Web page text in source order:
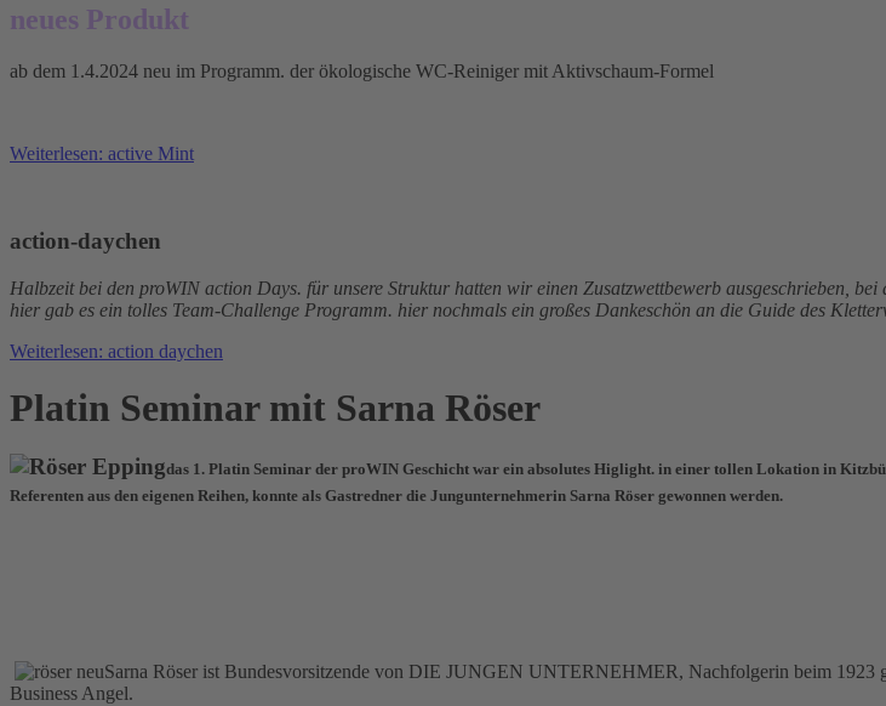
neues Produkt
ab dem 1.4.2024 neu im Programm. der ökologische WC-Reiniger mit Aktivschaum-Formel
Weiterlesen: active Mint
action-daychen
Halbzeit bei den proWIN action Days. für unsere Struktur hatten wir einen Zusatzwettbewerb ausgeschrieben,
hier gab es ein tolles Team-Challenge Programm. hier nochmals ein großes Dankeschön an die Guide des
Weiterlesen: action daychen
Platin Seminar mit Sarna Röser
das 1. Platin Seminar der proWIN Geschicht war ein absolutes Higlight. in einer tollen Lokation in
Referenten aus den eigenen Reihen, konnte als Gastredner die Jungunternehmerin Sarna Röser gewonnen werden.
Sarna Röser ist Bundesvorsitzende von DIE JUNGEN UNTERNEHMER, Nachfolgerin beim
Business Angel.